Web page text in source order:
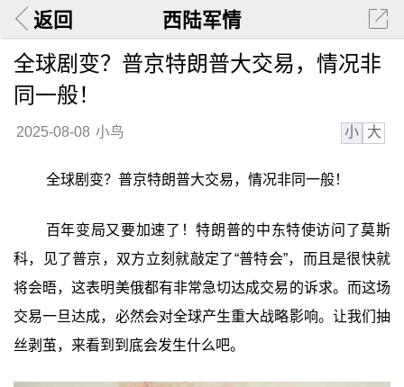
返回 西陆军情
全球剧变？普京特朗普大交易，情况非
同一般！
2025-08-08 小鸟 小 大
全球剧变？普京特朗普大交易，情况非同一般！
百年变局又要加速了！特朗普的中东特使访问了莫斯
科，见了普京，双方立刻就敲定了“普特会”，而且是很快就
将会晤，这表明美俄都有非常急切达成交易的诉求。而这场
交易一旦达成，必然会对全球产生重大战略影响。让我们抽
丝剥茧，来看到到底会发生什么吧。